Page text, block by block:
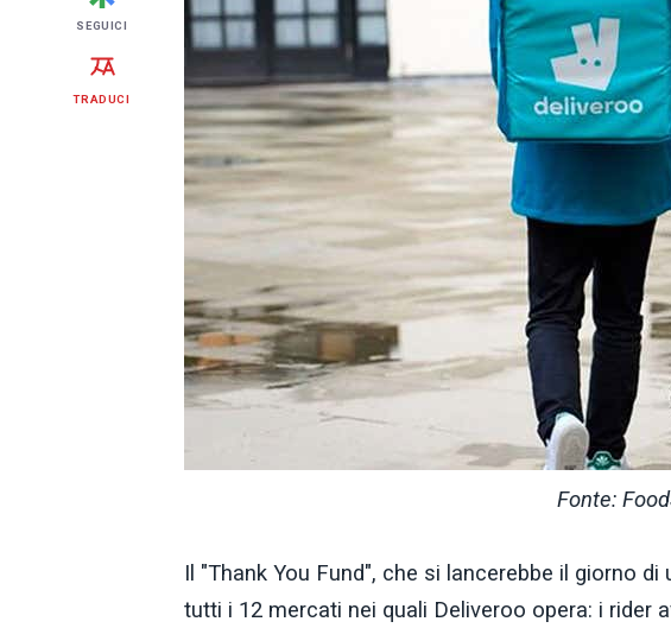
SEGUICI
TRADUCI
Fonte:
Il "Thank You Fund", che si lancerebbe il giorno
tutti i 12 mercati nei quali Deliveroo opera: i rider